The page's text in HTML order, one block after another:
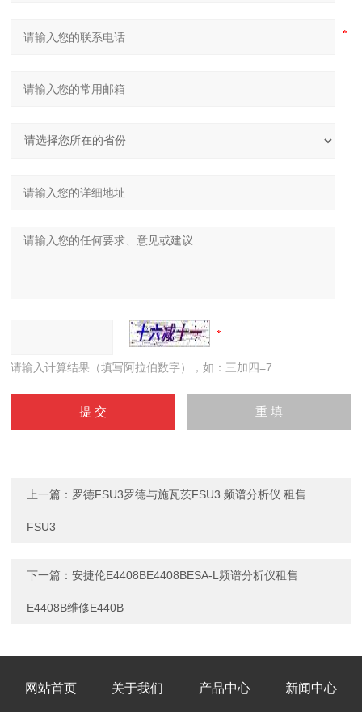
请输入计算结果（填写阿拉伯数字），如：三加四=7
上一篇： 罗德FSU3罗德与施瓦茨FSU3 频谱分析仪 租售
FSU3
下一篇：安捷伦E4408BE4408BESA-L频谱分析仪租售
E4408B维修E440B
网站首页 关于我们 产品中心 新闻中心